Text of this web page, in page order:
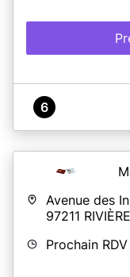
6
Avenue des
97211
Prochain